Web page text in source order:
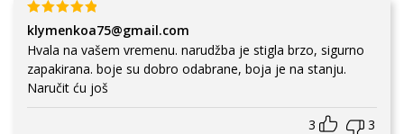
klymenkoa75@gmail.com
Hvala na vašem vremenu. narudžba je stigla brzo, sigurno
zapakirana. boje su dobro odabrane, boja je na stanju.
Naručit ću još
3 3